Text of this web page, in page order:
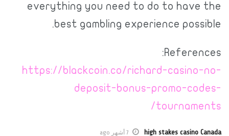
everything you need to do to have the
best gambling experience possible.
References:
https://blackcoin.co/richard-casino-no-
deposit-bonus-promo-codes-
tournaments/
high stakes casino Canada 7 أشهر ago